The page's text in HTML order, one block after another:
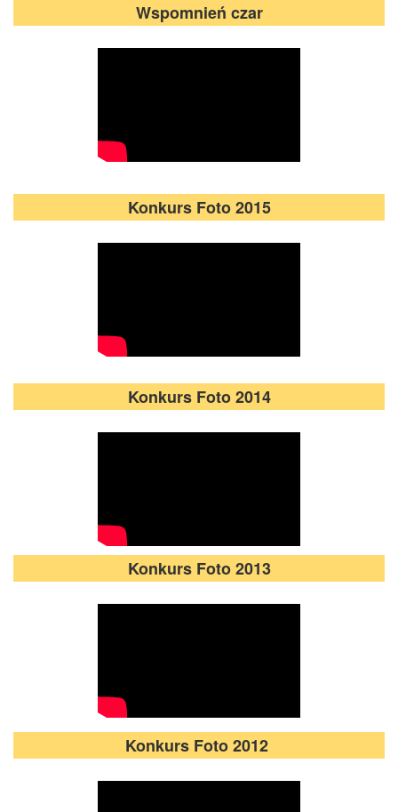
Wspomnień czar
Konkurs Foto 2015
Konkurs Foto 2014
Konkurs Foto 2013
Konkurs Foto 2012